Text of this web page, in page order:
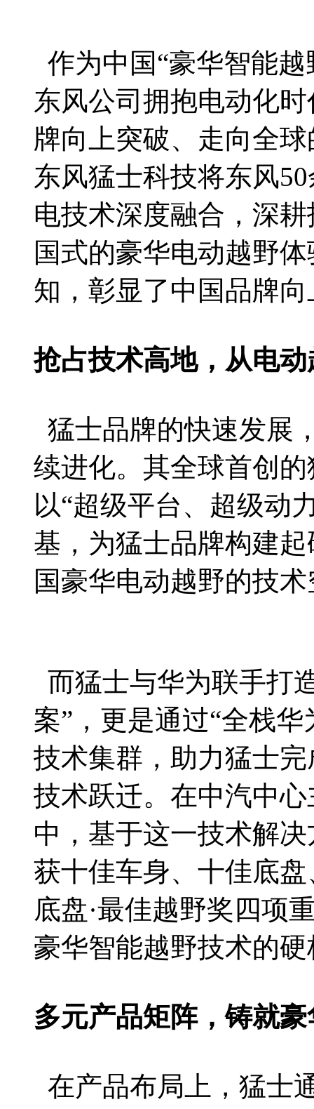
作为中国“豪华智能
东风公司拥抱电动化
牌向上突破、走向全
东风猛士科技将东风
电技术深度融合，深
国式的豪华电动越野
知，彰显了中国品牌
抢占技术高地，从电
猛士品牌的快速发展
续进化。其全球首创
以“超级平台、超级动
基，为猛士品牌构建
国豪华电动越野的技
而猛士与华为联手打
案”，更是通过“全栈
技术集群，助力猛士
技术跃迁。在中汽中
中，基于这一技术解
获十佳车身、十佳底
底盘·最佳越野奖四项
豪华智能越野技术的
多元产品矩阵，铸就
在产品布局上，猛士